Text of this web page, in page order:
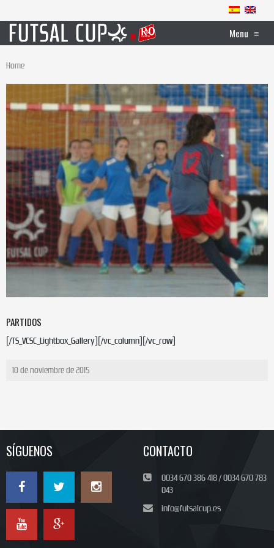
Menu ≡
Home
PARTIDOS
[/TS_VCSC_Lightbox_Gallery][/vc_column][/vc_row]
10 de noviembre de 2015
SÍGUENOS CONTACTO
0034 670 386 418 / 0034 670 783
043
info@futsalcup.es